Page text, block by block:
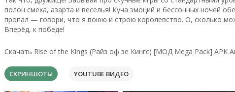
полон смеха, азарта и веселья! Куча эмоций и бессонных ночей
пропал — говори, что я воюю и строю королевство. О, сколько
Вперёд, к победе!
Скачать Rise of the Kings (Райз оф зе Кингс) [МОД Mega Pack] APK
СКРИНШОТЫ YOUTUBE ВИДЕО